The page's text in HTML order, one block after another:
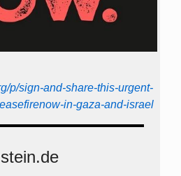
p/sign-and-share-this-urgent-
in-gaza-and-israel